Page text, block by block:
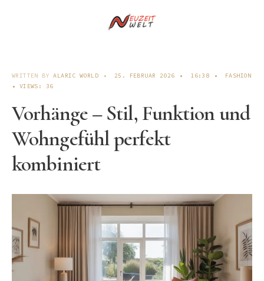
WRITTEN BYALARIC WORLD • 25. FEBRUAR 2026 • 16:38 •
FASHION
• VIEWS: 36
Vorhänge – Stil, Funktion und
Wohngefühl perfekt
kombiniert